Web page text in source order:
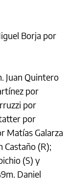
Borja por
Juan Quintero
por
por
por
Matías Galarza
Castaño (R);
(S) y
Daniel